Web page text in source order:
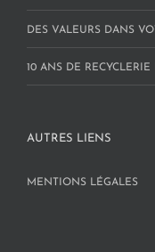
DES VALEURS DANS
10 ANS DE
AUTRES LIENS
MENTIONS LÉGALES